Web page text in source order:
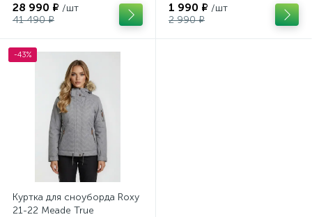
28 990 ₽ /шт
41 490 ₽
1 990 ₽ /шт
2 990 ₽
-43%
Куртка для сноуборда Roxy
21-22 Meade True